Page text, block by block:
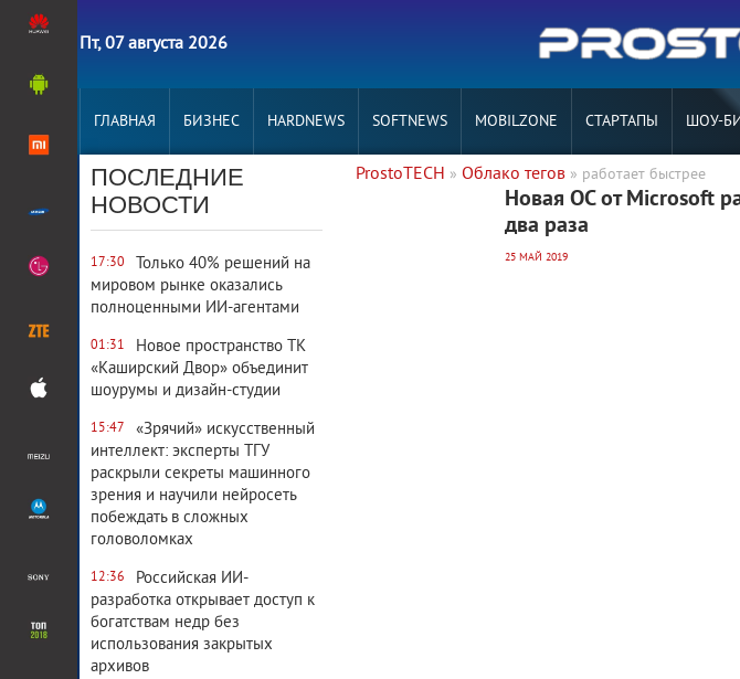
Пт, 07 августа 2026
ГЛАВНАЯ БИЗНЕС HARDNEWS SOFTNEWS MOBILZONE СТАРТАПЫ ШОУ-
ПОСЛЕДНИЕ
НОВОСТИ
17:30
Только 40% решений на
мировом рынке оказались
полноценными ИИ-агентами
01:31
Новое пространство ТК
«Каширский Двор» объединит
шоурумы и дизайн-студии
15:47
«Зрячий» искусственный
интеллект: эксперты ТГУ
раскрыли секреты машинного
зрения и научили нейросеть
побеждать в сложных
головоломках
12:36
Российская ИИ-
разработка открывает доступ к
богатствам недр без
использования закрытых
архивов
ProstoTECH » Облако тегов » работает быстрее
3 020 0
Новая ОС от Microsoft
два раза
25 МАЙ 2019